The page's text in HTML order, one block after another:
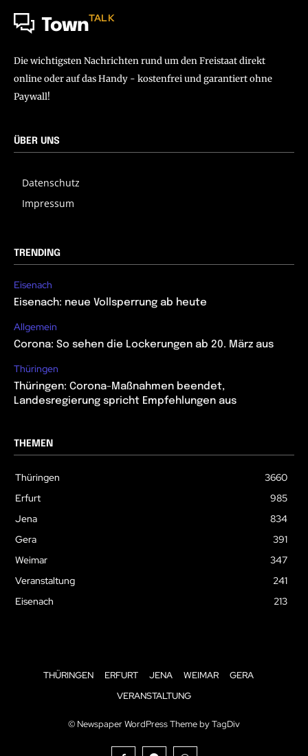
TownTALK
Die wichtigsten Nachrichten rund um den Freistaat direkt
online oder auf das Handy - kostenfrei und garantiert ohne
Paywall!
ÜBER UNS
Datenschutz
Impressum
TRENDING
Eisenach
Eisenach: neue Vollsperrung ab heute
Allgemein
Corona: So sehen die Lockerungen ab 20. März aus
Thüringen
Thüringen: Corona-Maßnahmen beendet,
Landesregierung spricht Empfehlungen aus
THEMEN
Thüringen
3660
Erfurt
985
Jena
834
Gera
391
Weimar
347
Veranstaltung
241
Eisenach
213
THÜRINGEN ERFURT JENA WEIMAR
GERA
VERANSTALTUNG
© Newspaper WordPress Theme by TagDiv